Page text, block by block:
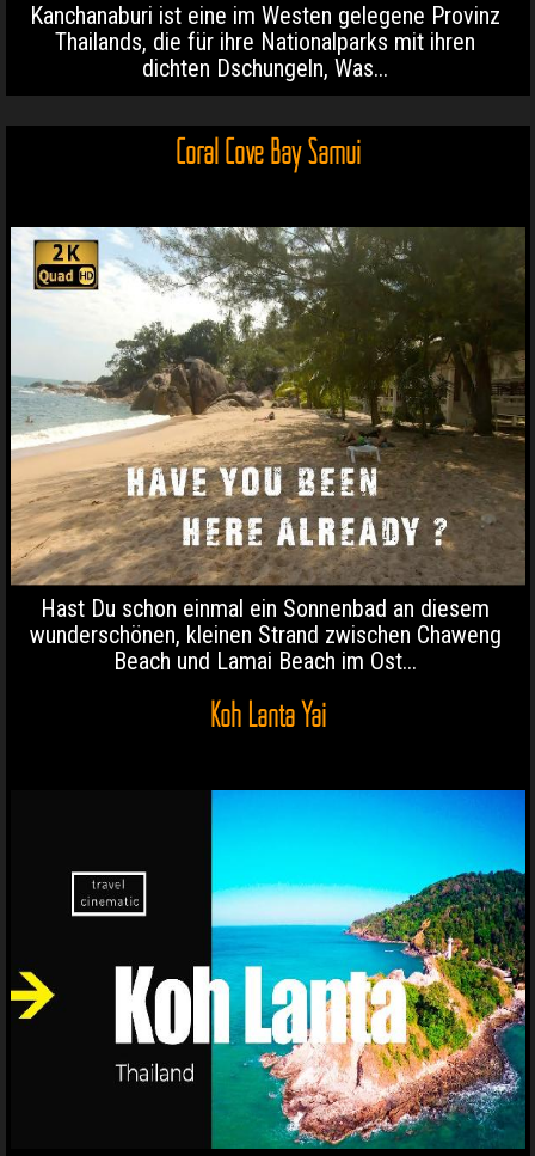
Kanchanaburi ist eine im Westen gelegene Provinz
Thailands, die für ihre Nationalparks mit ihren
dichten Dschungeln, Was...
Coral Cove Bay Samui
Hast Du schon einmal ein Sonnenbad an diesem
wunderschönen, kleinen Strand zwischen Chaweng
Beach und Lamai Beach im Ost...
Koh Lanta Yai